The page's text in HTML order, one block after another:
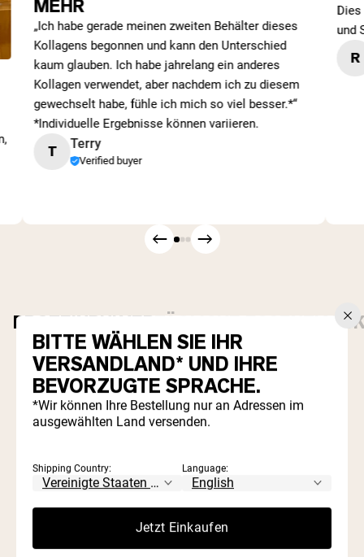
MEHR
„Ich habe gerade meinen zweiten Behälter dieses
Kollagens begonnen und kann den Unterschied
kaum glauben. Ich habe jahrelang ein anderes
Kollagen verwendet, aber nachdem ich zu diesem
gewechselt habe, fühle ich mich so viel besser.*“
*Individuelle Ergebnisse können variieren.
T Terry
Verified buyer
und
R
PROTEINPULVERTÄGLICHE ESSENTIALS
Best Seller
4.8 | 8001 reviews
MOLKENPROTEINPULVE
R AUS WEIDEHALTUNG
2280g
4.8 | 8001 reviews
VANILLE WHEY
PROTEINPULVER
2280g
BITTE WÄHLEN SIE IHR
VERSANDLAND* UND IHRE
BEVORZUGTE SPRACHE.
*Wir können Ihre Bestellung nur an Adressen im
ausgewählten Land versenden.
Shipping Country: Language:
Jetzt Einkaufen